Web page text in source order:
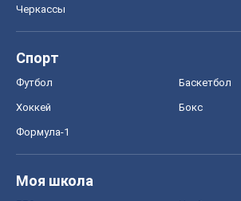
Черкассы
Спорт
Футбол Баскетбол
Хоккей Бокс
Формула-1
Моя школа